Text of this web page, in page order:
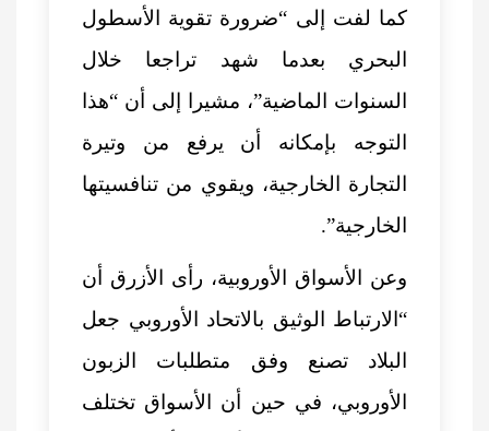
كما لفت إلى “ضرورة تقوية الأسطول
البحري بعدما شهد تراجعا خلال
السنوات الماضية”، مشيرا إلى أن “هذا
التوجه بإمكانه أن يرفع من وتيرة
التجارة الخارجية، ويقوي من تنافسيتها
الخارجية”.
وعن الأسواق الأوروبية، رأى الأزرق أن
“الارتباط الوثيق بالاتحاد الأوروبي جعل
البلاد تصنع وفق متطلبات الزبون
الأوروبي، في حين أن الأسواق تختلف